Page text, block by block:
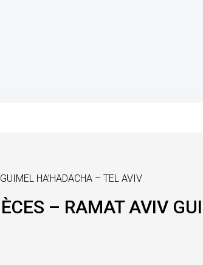
HA’HADACHA – TEL AVIV
– RAMAT AVIV